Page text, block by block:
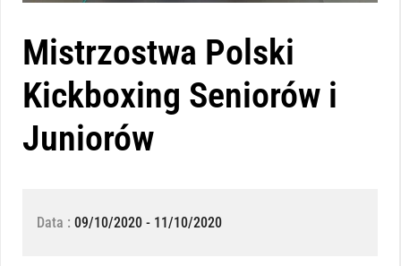
Mistrzostwa Polski
Kickboxing Seniorów i
Juniorów
Data : 09/10/2020 - 11/10/2020